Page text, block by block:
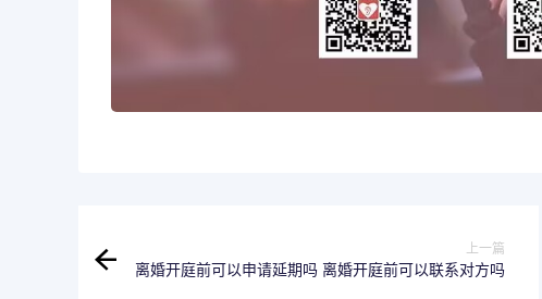
上一篇
离婚开庭前可以申请延期吗 离婚开庭前可以联系对方吗